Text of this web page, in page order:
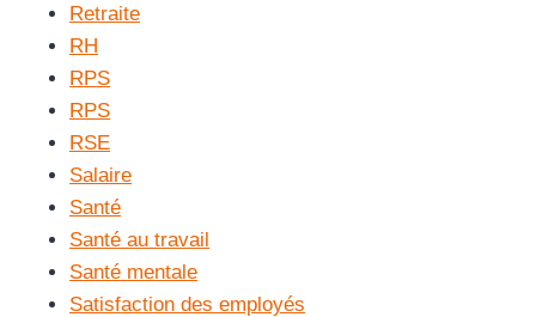
Retraite
RH
RPS
RPS
RSE
Salaire
Santé
Santé au travail
Santé mentale
Satisfaction des employés